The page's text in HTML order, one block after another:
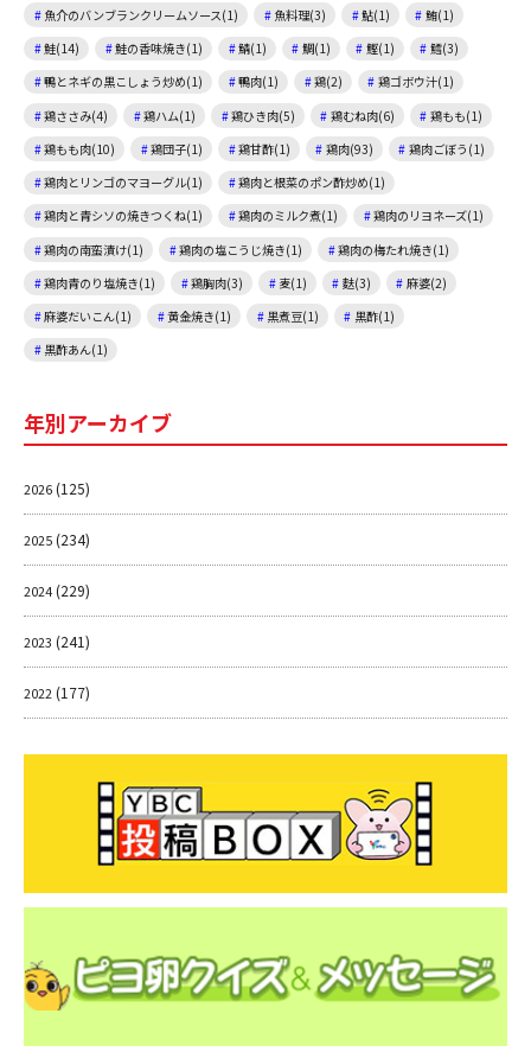
魚介のバンブランクリームソース(1)
魚料理(3) 鮎(1)
鮪(1)
鮭(14)
鮭の香味焼き(1) 鯖(1) 鯛(1) 鰹(1)
鱈(3)
鴨とネギの黒こしょう炒め(1)
鴨肉(1) 鶏(2)
鶏ゴボウ汁(1)
鶏ささみ(4)
鶏ハム(1) 鶏ひき肉(5) 鶏むね肉(6)
鶏もも(1)
鶏もも肉(10)
鶏団子(1) 鶏甘酢(1) 鶏肉(93)
鶏肉ごぼう(1)
鶏肉とリンゴのマヨーグル(1)
鶏肉と根菜のポン酢炒め(1)
鶏肉と青シソの焼きつくね(1)
鶏肉のミルク煮(1)
鶏肉のリヨネーズ(1)
鶏肉の南蛮漬け(1)
鶏肉の塩こうじ焼き(1)
鶏肉の梅たれ焼き(1)
鶏肉青のり塩焼き(1)
鶏胸肉(3) 麦(1) 麩(3)
麻婆(2)
麻婆だいこん(1)
黄金焼き(1) 黒煮豆(1)
黒酢(1)
黒酢あん(1)
年別アーカイブ
2026(125)
2025(234)
2024(229)
2023 (241)
2022(177)